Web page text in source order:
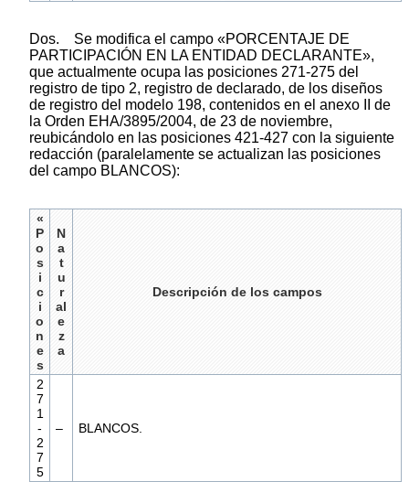
Dos. Se modifica el campo «PORCENTAJE DE
PARTICIPACIÓN EN LA ENTIDAD DECLARANTE»,
que actualmente ocupa las posiciones 271-275 del
registro de tipo 2, registro de declarado, de los diseños
de registro del modelo 198, contenidos en el anexo II de
la Orden EHA/3895/2004, de 23 de noviembre,
reubicándolo en las posiciones 421-427 con la siguiente
redacción (paralelamente se actualizan las posiciones
del campo BLANCOS):
«
P
o
s
i
c
i
o
n
e
s
N
a
t
u
r
al
e
z
a
Descripción de los campos
2
7
1
-
2
7
5
– BLANCOS.